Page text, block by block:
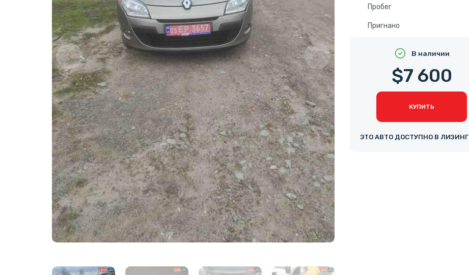
Пробег
Пригнано
В наличии
$7 600
КУПИТЬ
ЭТО АВТО ДОСТУПНО В ЛИЗИНГ